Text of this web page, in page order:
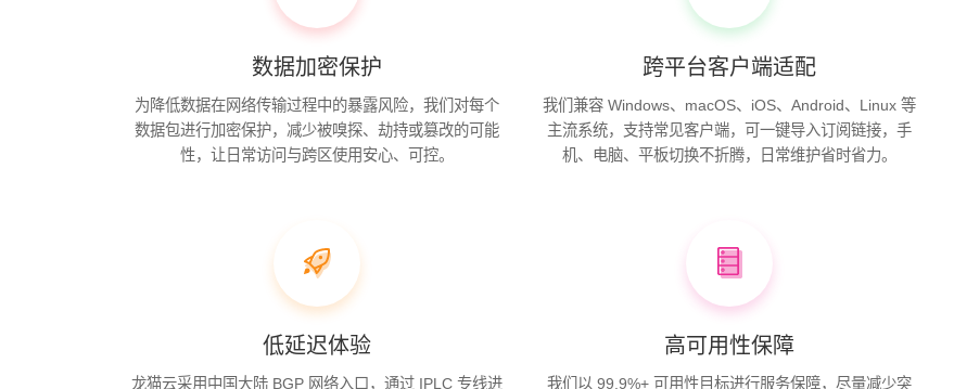
数据加密保护
为降低数据在网络传输过程中的暴露风险，我们对每个
数据包进行加密保护，减少被嗅探、劫持或篡改的可能
性，让日常访问与跨区使用安心、可控。
跨平台客户端适配
我们兼容 Windows、macOS、iOS、Android、Linux 等
主流系统，支持常见客户端，可一键导入订阅链接，手
机、电脑、平板切换不折腾，日常维护省时省力。
低延迟体验
龙猫云采用中国大陆 BGP 网络入口，通过 IPLC 专线进
高可用性保障
我们以 99.9%+ 可用性目标进行服务保障，尽量减少突